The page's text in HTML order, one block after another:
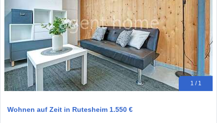
1 / 1
Wohnen auf Zeit in Rutesheim 1.550 €